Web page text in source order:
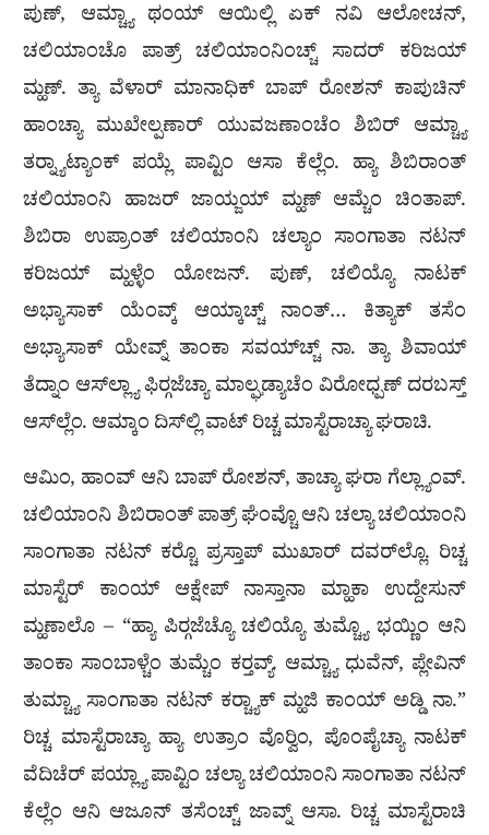
ಪುಣ್, ಆಮ್ಚ್ಯಾ ಥಂಯ್ ಆಯಿಲ್ಲಿ ಏಕ್ ನವಿ ಆಲೋಚನ್,
ಚಲಿಯಾಂಚೊ ಪಾತ್ರ್ ಚಲಿಯಾಂನಿಂಚ್ಚ್ ಸಾದರ್ ಕರಿಜಯ್
ಮ್ಹಣ್. ತ್ಯಾ ವೆಳಾರ್ ಮಾನಾಧಿಕ್ ಬಾಪ್ ರೋಶನ್ ಕಾಪುಚಿನ್
ಹಾಂಚ್ಯಾ ಮುಖೇಲ್ಪಣಾರ್ ಯುವಜಣಾಂಚೆಂ ಶಿಬಿರ್ ಆಮ್ಚ್ಯಾ
ತರ‍್ನ್ಯಾಟ್ಯಾಂಕ್ ಪಯ್ಲೆ ಪಾವ್ಟಿಂ ಆಸಾ ಕೆಲ್ಲೆಂ. ಹ್ಯಾ ಶಿಬಿರಾಂತ್
ಚಲಿಯಾಂನಿ ಹಾಜರ್ ಜಾಯ್ಜಯ್ ಮ್ಹಣ್ ಆಮ್ಚೆಂ ಚಿಂತಾಪ್.
ಶಿಬಿರಾ ಉಪ್ರಾಂತ್ ಚಲಿಯಾಂನಿ ಚಲ್ಯಾಂ ಸಾಂಗಾತಾ ನಟನ್
ಕರಿಜಯ್ ಮ್ಹಳ್ಳೆಂ ಯೋಜನ್. ಪುಣ್, ಚಲಿಯ್ಯೊ ನಾಟಕ್
ಅಭ್ಯಾಸಾಕ್ ಯೆಂವ್ಕ್ ಆಯ್ಕಾಚ್ಚ್ ನಾಂತ್… ಕಿತ್ಯಾಕ್ ತಸೆಂ
ಅಭ್ಯಾಸಾಕ್ ಯೇವ್ನ್ ತಾಂಕಾ ಸವಯ್‌ಚ್ಚ್ ನಾ. ತ್ಯಾ ಶಿವಾಯ್
ತೆದ್ನಾಂ ಆಸ್‌ಲ್ಲ್ಯಾ ಫಿರ‍್ಗಜೆಚ್ಯಾ ಮಾಲ್ಘಡ್ಯಾಚೆಂ ವಿರೋಧ್ಪಣ್ ದರಬಸ್ತ್
ಆಸ್‌ಲ್ಲೆಂ. ಆಮ್ಕಾಂ ದಿಸ್‌ಲ್ಲಿ ವಾಟ್ ರಿಚ್ಚ ಮಾಸ್ಟೆರಾಚ್ಯಾ ಘರಾಚಿ.
ಆಮಿಂ, ಹಾಂವ್ ಆನಿ ಬಾಪ್ ರೋಶನ್, ತಾಚ್ಯಾ ಘರಾ ಗೆಲ್ಲ್ಯಾಂವ್.
ಚಲಿಯಾಂನಿ ಶಿಬಿರಾಂತ್ ಪಾತ್ರ್ ಘೆಂವ್ಚೊ ಆನಿ ಚಲ್ಯಾ ಚಲಿಯಾಂನಿ
ಸಾಂಗಾತಾ ನಟನ್ ಕರ‍್ಚೊ ಪ್ರಸ್ತಾಪ್ ಮುಖಾರ್ ದವರ್‌ಲ್ಲೊ. ರಿಚ್ಚ
ಮಾಸ್ಟೆರ್ ಕಾಂಯ್ ಆಕ್ಷೇಪ್ ನಾಸ್ತಾನಾ ಮ್ಹಾಕಾ ಉದ್ದೇಸುನ್
ಮ್ಹಣಾಲೊ – “ಹ್ಯಾ ಪಿರ‍್ಗಜೆಚ್ಯೊ ಚಲಿಯ್ಯೊ ತುಮ್ಚ್ಯೊ ಭಯ್ಣಿಂ ಆನಿ
ತಾಂಕಾ ಸಾಂಬಾಳ್ಚೆಂ ತುಮ್ಚೆಂ ಕರ‍್ತವ್ಯ್. ಆಮ್ಚ್ಯಾ ಧುವೆನ್, ಪ್ಲೇವಿನ್
ತುಮ್ಚ್ಯಾ ಸಾಂಗಾತಾ ನಟನ್ ಕರ‍್ಚ್ಯಾಕ್ ಮ್ಹಜಿ ಕಾಂಯ್ ಅಡ್ಡಿ ನಾ.”
ರಿಚ್ಚ ಮಾಸ್ಟೆರಾಚ್ಯಾ ಹ್ಯಾ ಉತ್ರಾಂ ವೊರ‍್ವಿಂ, ಪೊಂಪೈಚ್ಯಾ ನಾಟಕ್
ವೆದಿಚೆರ್ ಪಯ್ಲ್ಯಾ ಪಾವ್ಟಿಂ ಚಲ್ಯಾ ಚಲಿಯಾಂನಿ ಸಾಂಗಾತಾ ನಟನ್
ಕೆಲ್ಲೆಂ ಆನಿ ಆಜೂನ್ ತಸೆಂಚ್ಚ್ ಜಾವ್ನ್ ಆಸಾ. ರಿಚ್ಚ ಮಾಸ್ಟೆರಾಚಿ